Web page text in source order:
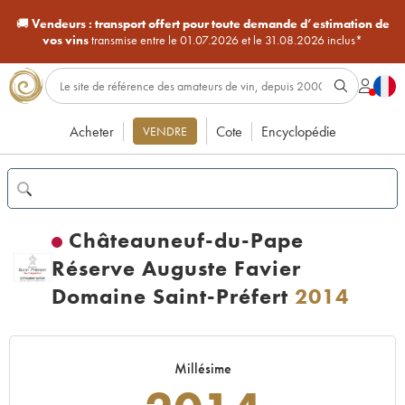
🚚Vendeurs : transport offert pour toute demande d’estimation de
vos vinstransmise entre le 01.07.2026 et le 31.08.2026 inclus*
Acheter VENDRE Cote Encyclopédie
Châteauneuf-du-Pape
Réserve Auguste Favier
Domaine Saint-Préfert 2014
Millésime